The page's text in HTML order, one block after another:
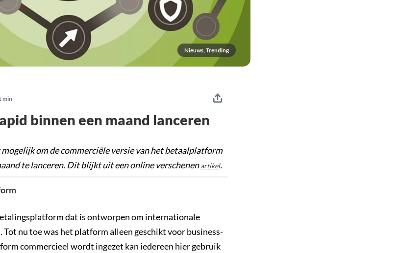
Nieuws, Trending
min
binnen een maand lanceren
mogelijk om de commerciële versie van het betaalplatform
te lanceren. Dit blijkt uit een online verschenenartikel.
dat is ontworpen om internationale
Tot nu toe was het platform alleen geschikt voor business-
commercieel wordt ingezet kan iedereen hier gebruik